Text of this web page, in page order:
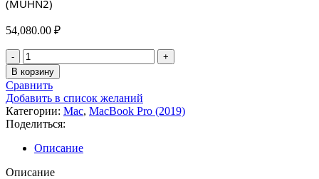
(MUHN2)
54,080.00 ₽
Количество
товара
Apple
MacBook
Pro
13
TB
i5
1,4/8Gb/128GB
SSD
В корзину
Сравнить
Добавить в список желаний
Категории: Mac, MacBook Pro (2019)
Поделиться:
Описание
Описание